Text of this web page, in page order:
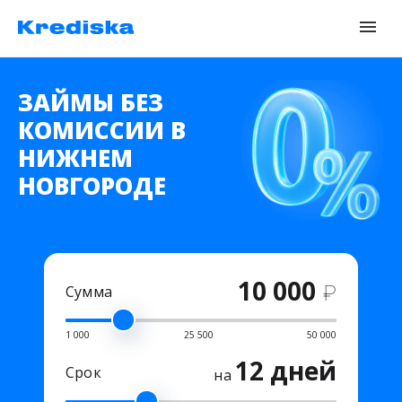
ЗАЙМЫ БЕЗ
КОМИССИИ В
НИЖНЕМ
НОВГОРОДЕ
Сумма 10 000 ₽
1 000 25 500 50 000
Срок на 12 дней